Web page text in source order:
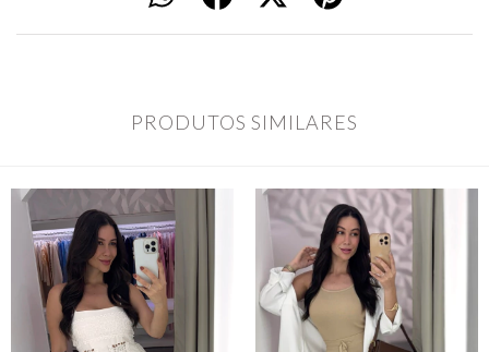
PRODUTOS SIMILARES